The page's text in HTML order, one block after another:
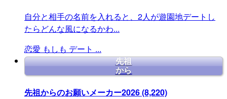
自分と相手の名前を入れると、2人が遊園地デートし
たらどんな風になるかわ...
恋愛 もしも デート ...
先祖
から
先祖からのお願いメーカー2026(8,220)